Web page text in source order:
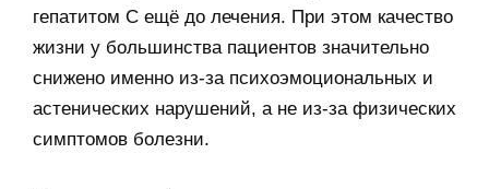
гепатитом С ещё до лечения. При этом качество
жизни у большинства пациентов значительно
снижено именно из-за психоэмоциональных и
астенических нарушений, а не из-за физических
симптомов болезни.